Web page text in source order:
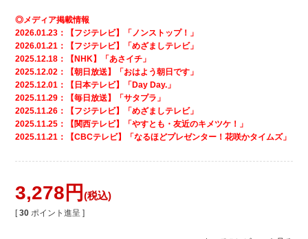
◎メディア掲載情報
2026.01.23：【フジテレビ】「ノンストップ！」
2026.01.21：【フジテレビ】「めざましテレビ」
2025.12.18：【NHK】「あさイチ」
2025.12.02：【朝日放送】「おはよう朝日です」
2025.12.01：【日本テレビ】「Day Day.」
2025.11.29：【毎日放送】「サタプラ」
2025.11.26：【フジテレビ】「めざましテレビ」
2025.11.25：【関西テレビ】「やすとも・友近のキメツケ！」
2025.11.21：【CBCテレビ】「なるほどプレゼンター！花咲かタイムズ」
3,278 税込
[ 30 ポイント進呈 ]